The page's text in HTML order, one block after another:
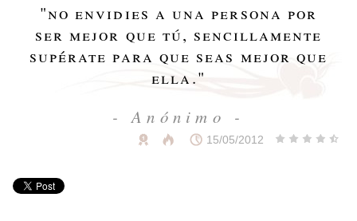
"no envidies a una persona por
ser mejor que tú, sencillamente
supérate para que seas mejor que
ella."
- Anónimo -
15/05/2012